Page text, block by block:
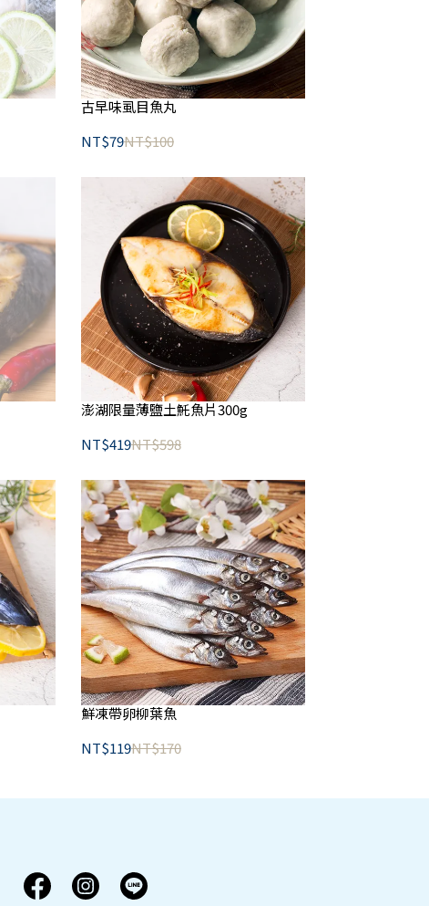
古早味虱目魚丸
NT$79NT$100
澎湖限量薄鹽土魠魚片300g
NT$419NT$598
鮮凍帶卵柳葉魚
NT$119NT$170